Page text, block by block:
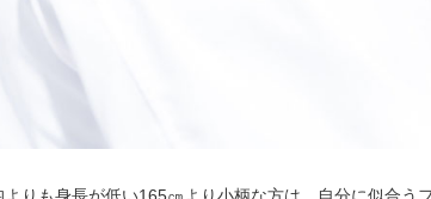
よりも身長が低い165㎝より小柄な方は、自分に似合う